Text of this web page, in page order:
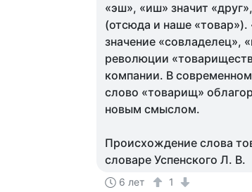
«эш», «иш» значит
(отсюда и наше
значение «совладелец»,
революции
компании. В
слово «товарищ»
новым смыслом.
Происхождение слова
словаре Успенского Л. В.
6 лет 1